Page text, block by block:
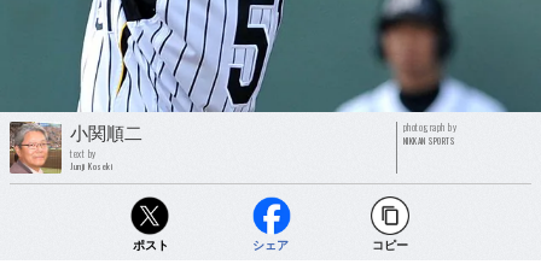
小関順二
text by
Junji Koseki
photograph by
NIKKAN SPORTS
ポスト シェア コピー